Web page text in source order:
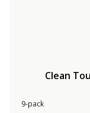
Clean
9-pack